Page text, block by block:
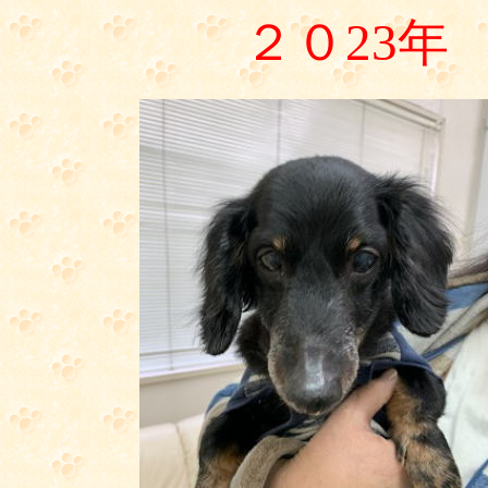
２０23年